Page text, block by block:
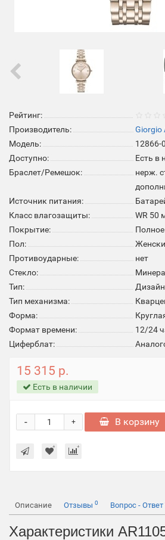
Рейтинг:
Производитель:
Giorgio
Модель:
12866-
Доступно:
Есть в
Браслет/Ремешок:
нерж.
Источник питания:
Класс влагозащиты:
WR 50
Покрытие:
Пол:
Противоударные:
нет
Стекло:
Тип:
Тип механизма:
Форма:
Формат времени:
12/24
Циферблат:
15 315 р.
Есть в наличии
+
- В корзину
Описание Отзывы 0 Вопрос - Ответ
Характеристики